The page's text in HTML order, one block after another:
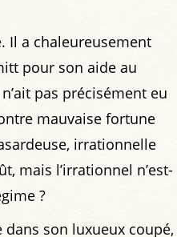
Il a chaleureusement
pour son aide au
pas précisément eu
mauvaise fortune
irrationnelle
mais l’irrationnel n’est-
?
dans son luxueux coupé,